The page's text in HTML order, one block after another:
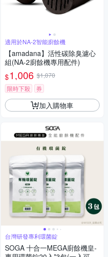
適用於NA-2智能廚餘機
【amadana】活性碳除臭濾心
組(NA-2廚餘機專用配件)
$1,006 $1,070
限時下殺
券
加入購物車
台灣研發專利環菌錠
SOGA 十合一MEGA廚餘機皇-